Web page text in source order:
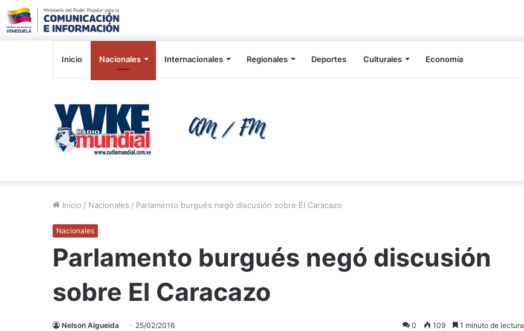
Inicio Nacionales Internacionales Regionales Deportes Culturales Economía
Inicio / Nacionales / Parlamento burgués negó discusión sobre El Caracazo
Nacionales
Parlamento burgués negó discusión
sobre El Caracazo
Nelson Algueida 25/02/2016 0 109 1 minuto de lectura